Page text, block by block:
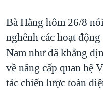
Bà Hằng hôm 26/8
nghênh các hoạt
Nam như đã khẳng
về nâng cấp quan hệ
tác chiến lược toàn